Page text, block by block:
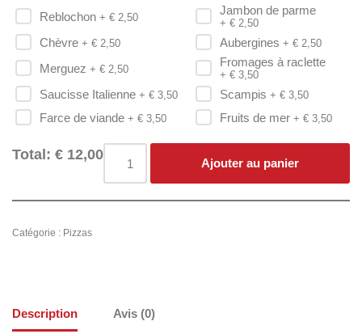
Reblochon + € 2,50 Jambon de parme
+ € 2,50
Chèvre + € 2,50 Aubergines + € 2,50
Merguez + € 2,50 Fromages à raclette
+ € 3,50
Saucisse Italienne + € 3,50 Scampis + € 3,50
Farce de viande + € 3,50 Fruits de mer + € 3,50
Total: € 12,00
Ajouter au panier
Catégorie : Pizzas
Description Avis (0)